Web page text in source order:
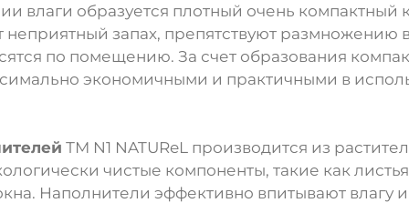
влаги образуется плотный очень компактный
запах, препятствуют размножению
по помещению. За счет образования
экономичными и практичными в
ТМ N1 NATUReL производится из
чистые компоненты, такие как
Наполнители эффективно впитывают влагу